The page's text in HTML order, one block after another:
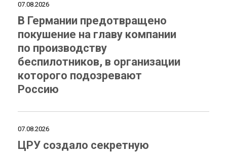
07.08.2026
В Германии предотвращено
покушение на главу компании
по производству
беспилотников, в организации
которого подозревают
Россию
07.08.2026
ЦРУ создало секретную